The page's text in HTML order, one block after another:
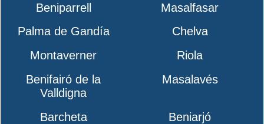
Beniparrell
Masalfasar
Palma de Gandía
Chelva
Montaverner
Riola
Benifairó de la
Valldigna
Masalavés
Barcheta
Beniarjó